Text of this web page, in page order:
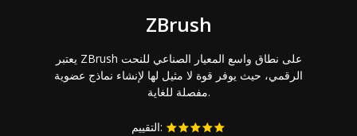
ZBrush
يعتبر ZBrush على نطاق واسع المعيار الصناعي للنحت
الرقمي، حيث يوفر قوة لا مثيل لها لإنشاء نماذج عضوية
مفصلة للغاية.
التقييم: